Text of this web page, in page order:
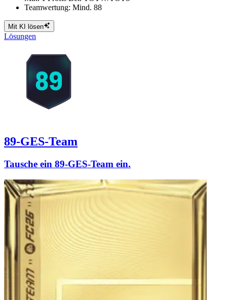
Teamwertung: Mind. 88
Mit KI lösen
Lösungen
89-GES-Team
Tausche ein 89-GES-Team ein.